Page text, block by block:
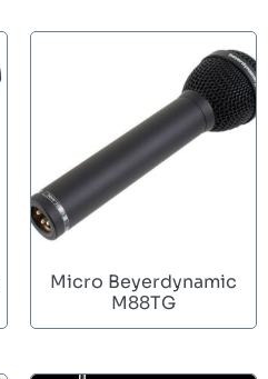
Micro Beyerdynamic
M88TG